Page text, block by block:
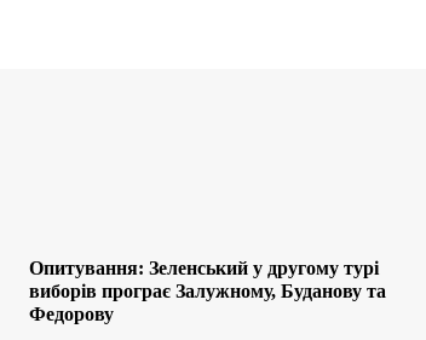
Опитування: Зеленський у другому турі
виборів програє Залужному, Буданову та
Федорову